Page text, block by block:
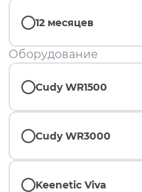
12 месяцев
Оборудование
Cudy WR1500
Cudy WR3000
Keenetic Viva